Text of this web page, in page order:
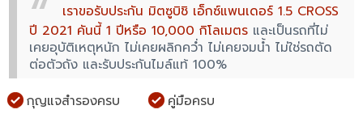
เราขอรับประกัน มิตซูบิชิ เอ็กซ์แพนเดอร์ 1.5 CROSS
ปี 2021 คันนี้ 1 ปีหรือ 10,000 กิโลเมตร และเป็นรถที่ไม่
เคยอุบัติเหตุหนัก ไม่เคยผลิกคว่ำ ไม่เคยจมน้ำ ไม่ใช่รถตัด
ต่อตัวถัง และรับประกันไมล์แท้ 100%
กุญแจสำรองครบ
คู่มือครบ